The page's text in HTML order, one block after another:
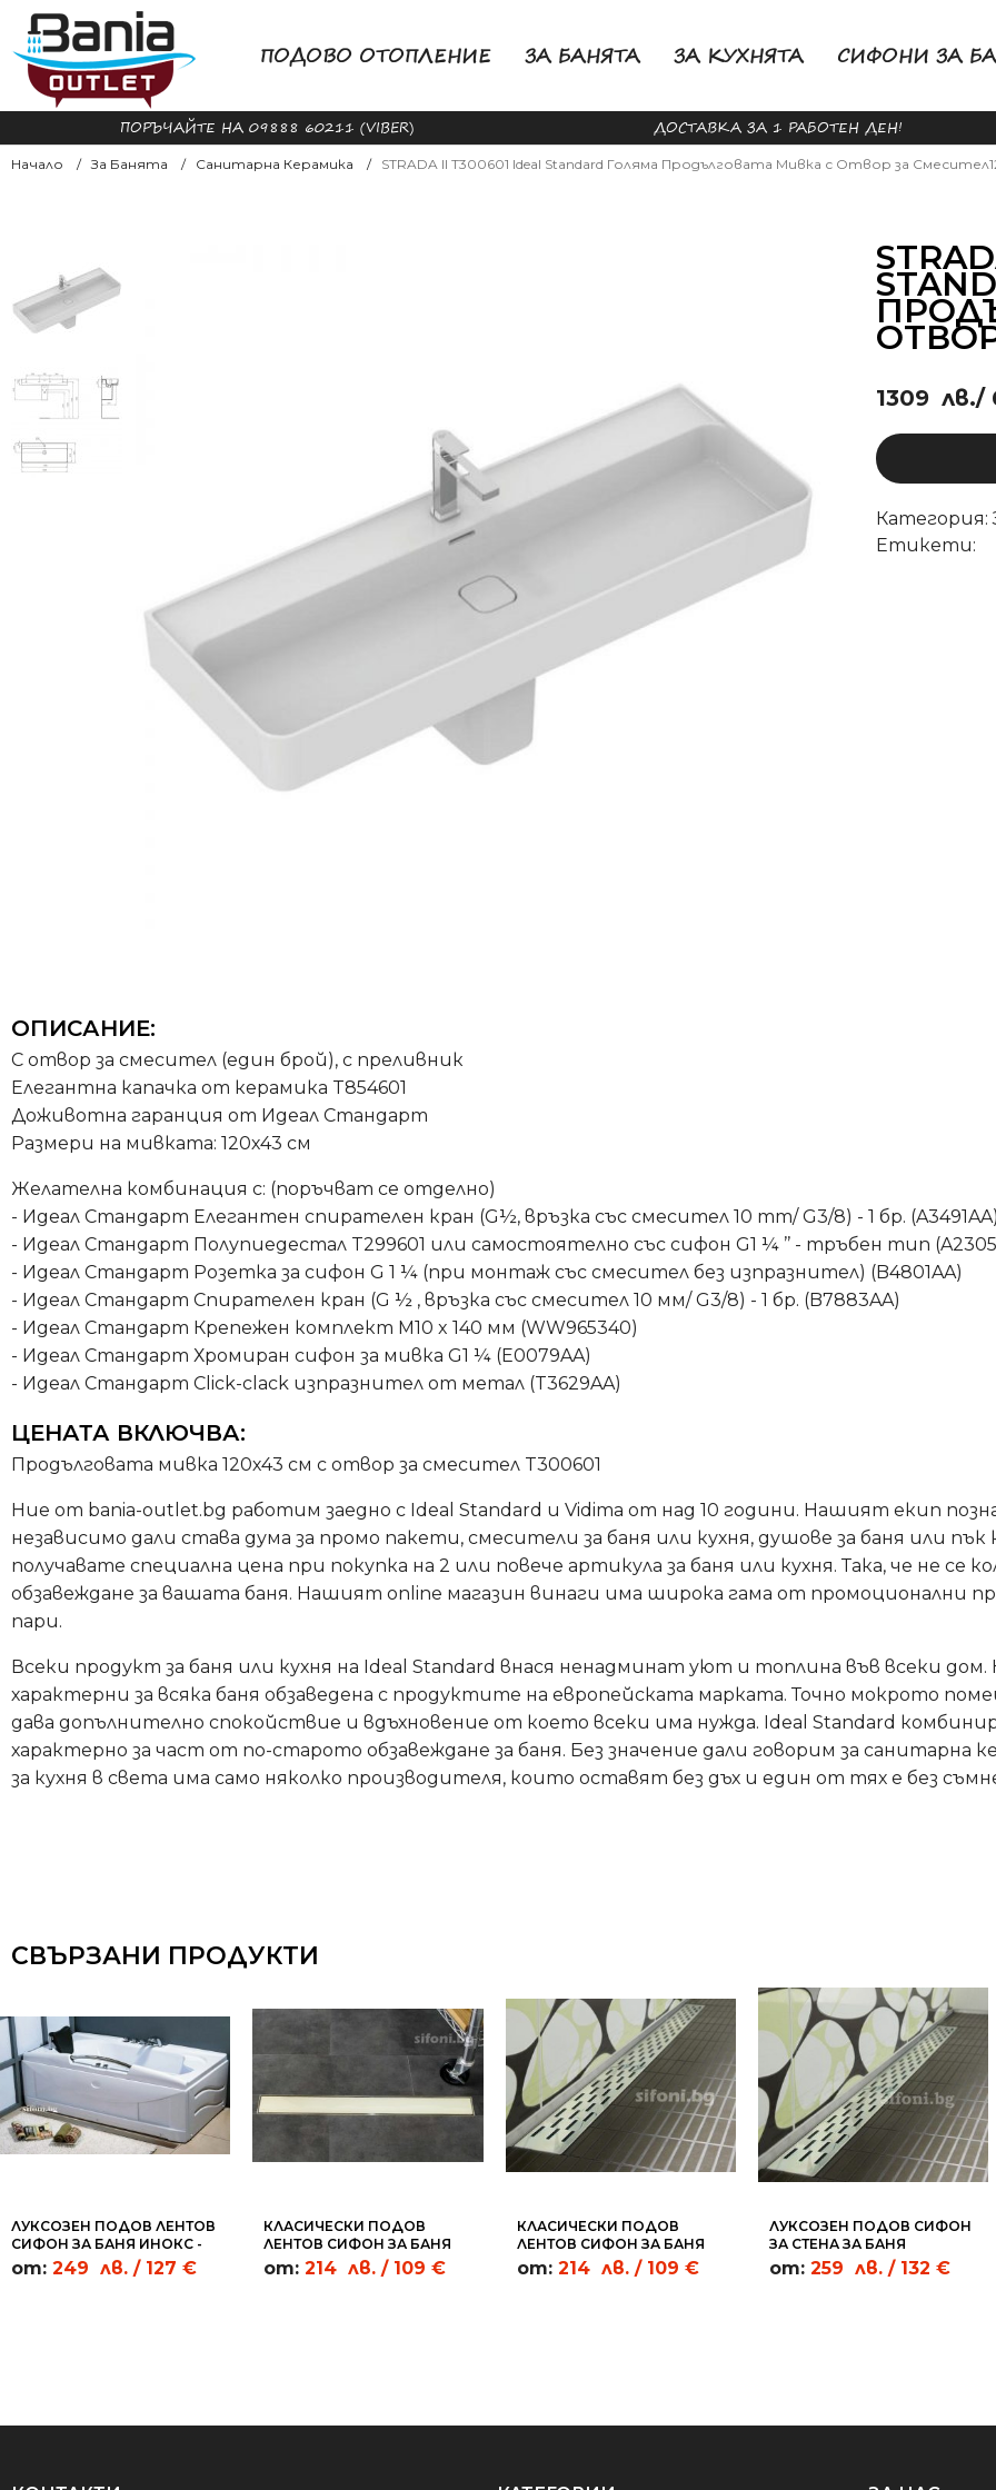
ПОДОВО ОТОПЛЕНИЕ ЗА БАНЯТА ЗА КУХНЯТА СИФОНИ ЗА
ПОРЪЧАЙТЕ НА 09888 60211 (VIBER) ДОСТАВКА ЗА 1 РАБОТЕН ДЕН!
Начало За Банята Санитарна Керамика STRADA II T300601 Ideal Standard Голяма Продълговата Мивка с Отвор за
1309 лв./
Категория:
Етикети:
ОПИСАНИЕ:
С отвор за смесител (един брой), с преливник
Елегантна капачка от керамика T854601
Доживотна гаранция от Идеал Стандарт
Размери на мивката: 120х43 см
Желателна комбинация с: (поръчват се отделно)
- Идеал Стандарт Елегантен спирателен кран (G½, връзка със смесител 10 mm/ G3/8) - 1 бр. (A3491AA)
- Идеал Стандарт Полупиедестал T299601 или самостоятелно със сифон G1 ¼ ’’ - тръбен тип
- Идеал Стандарт Розетка за сифон G 1 ¼ (при монтаж със смесител без изпразнител) (B4801AA)
- Идеал Стандарт Спирателен кран (G ½ , връзка със смесител 10 мм/ G3/8) - 1 бр. (B7883AA)
- Идеал Стандарт Крепежен комплект M10 x 140 мм (WW965340)
- Идеал Стандарт Хромиран сифон за мивка G1 ¼ (E0079AA)
- Идеал Стандарт Click-clack изпразнител от метал (T3629AA)
ЦЕНАТА ВКЛЮЧВА:
Продълговата мивка 120х43 см с отвор за смесител T300601
Ние от bania-outlet.bg работим заедно с Ideal Standard и Vidima от над 10 години. Нашият екип
независимо дали става дума за промо пакети, смесители за баня или кухня, душове за баня или
получавате специална цена при покупка на 2 или повече артикула за баня или кухня. Така, че не
обзавеждане за вашата баня. Нашият online магазин винаги има широка гама от промоционални
пари.
Всеки продукт за баня или кухня на Ideal Standard внася ненадминат уют и топлина във всеки
характерни за всяка баня обзаведена с продуктите на европейската марката. Точно мокрото
дава допълнително спокойствие и вдъхновение от което всеки има нужда. Ideal Standard
характерно за част от по-старото обзавеждане за баня. Без значение дали говорим за
за кухня в света има само няколко производителя, които оставят без дъх и един от тях е без
СВЪРЗАНИ ПРОДУКТИ
ЛУКСОЗЕН ПОДОВ ЛЕНТОВ
СИФОН ЗА БАНЯ ИНОКС -
SL05
от: 249 лв. / 127 €
КЛАСИЧЕСКИ ПОДОВ
ЛЕНТОВ СИФОН ЗА БАНЯ
БЯЛО СТЪКЛО - WGC07
от:214 лв. / 109 €
КЛАСИЧЕСКИ ПОДОВ
ЛЕНТОВ СИФОН ЗА БАНЯ
ПРАВОЪГЪЛНИЦИ - LC02
от: 214 лв. / 109 €
ЛУКСОЗЕН ПОДОВ СИФОН
ЗА СТЕНА ЗА БАНЯ
ПРАВОЪГЪЛНИЦИ - WL02
от: 259 лв. / 132 €